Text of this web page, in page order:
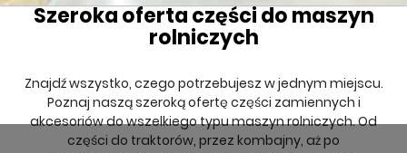
Szeroka oferta części do maszyn
rolniczych
Znajdź wszystko, czego potrzebujesz w jednym miejscu.
Poznaj naszą szeroką ofertę części zamiennych i
akcesoriów do wszelkiego typu maszyn rolniczych. Od
części do traktorów, przez kombajny, aż po